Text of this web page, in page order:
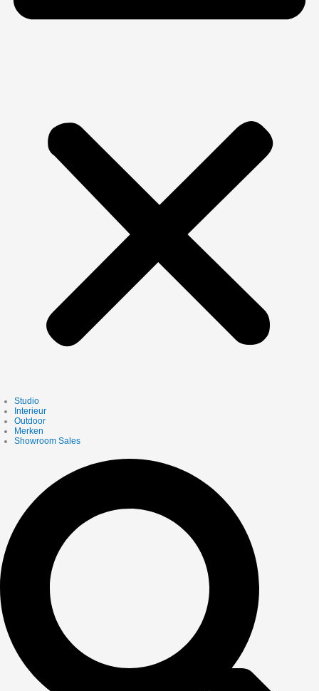
Studio
Interieur
Outdoor
Merken
Showroom Sales